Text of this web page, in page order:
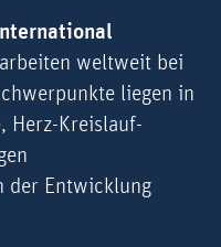
weltweit bei
liegen in
Herz-Kreislauf-
der Entwicklung